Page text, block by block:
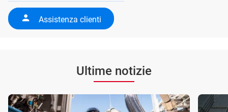
Assistenza clienti
Ultime notizie